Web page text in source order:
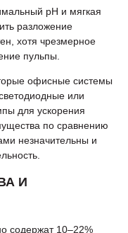
pH и мягкая
разложение
хотя чрезмерное
пульпы.
офисные системы
или
для ускорения
по сравнению
незначительны и
И
содержат 10–22%